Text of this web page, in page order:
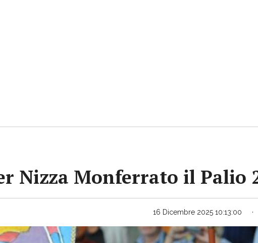
Nizza Monferrato il Palio
16 Dicembre 2025 10:13:00